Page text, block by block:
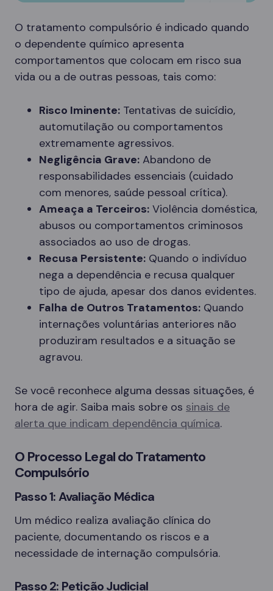
O tratamento compulsório é indicado quando
o dependente químico apresenta
comportamentos que colocam em risco sua
vida ou a de outras pessoas, tais como:
Risco Iminente: Tentativas de suicídio,
automutilação ou comportamentos
extremamente agressivos.
Negligência Grave: Abandono de
responsabilidades essenciais (cuidado
com menores, saúde pessoal crítica).
Ameaça a Terceiros: Violência doméstica,
abusos ou comportamentos criminosos
associados ao uso de drogas.
Recusa Persistente: Quando o indivíduo
nega a dependência e recusa qualquer
tipo de ajuda, apesar dos danos evidentes.
Falha de Outros Tratamentos: Quando
internações voluntárias anteriores não
produziram resultados e a situação se
agravou.
Se você reconhece alguma dessas situações, é
hora de agir. Saiba mais sobre os sinais de
alerta que indicam dependência química.
O Processo Legal do Tratamento
Compulsório
Passo 1: Avaliação Médica
Um médico realiza avaliação clínica do
paciente, documentando os riscos e a
necessidade de internação compulsória.
Passo 2: Petição Judicial